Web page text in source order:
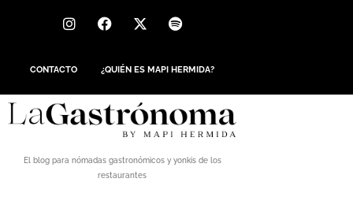
CONTACTO ¿QUIÉN ES MAPI HERMIDA?
El blog para nómadas gastronómicos y yonkis de los
restaurantes